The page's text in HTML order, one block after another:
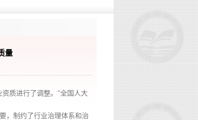
量
质进行了调整。”全国人大
，制约了行业治理体系和治